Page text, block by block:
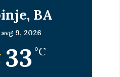
BA
avg 9, 2026
33 °C